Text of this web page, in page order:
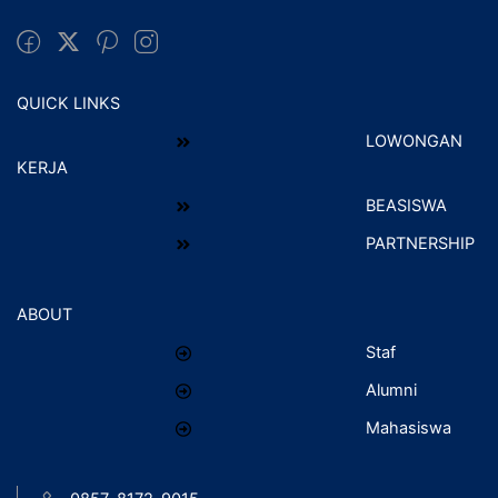
QUICK LINKS
LOWONGAN
KERJA
BEASISWA
PARTNERSHIP
ABOUT
Staf
Alumni
Mahasiswa